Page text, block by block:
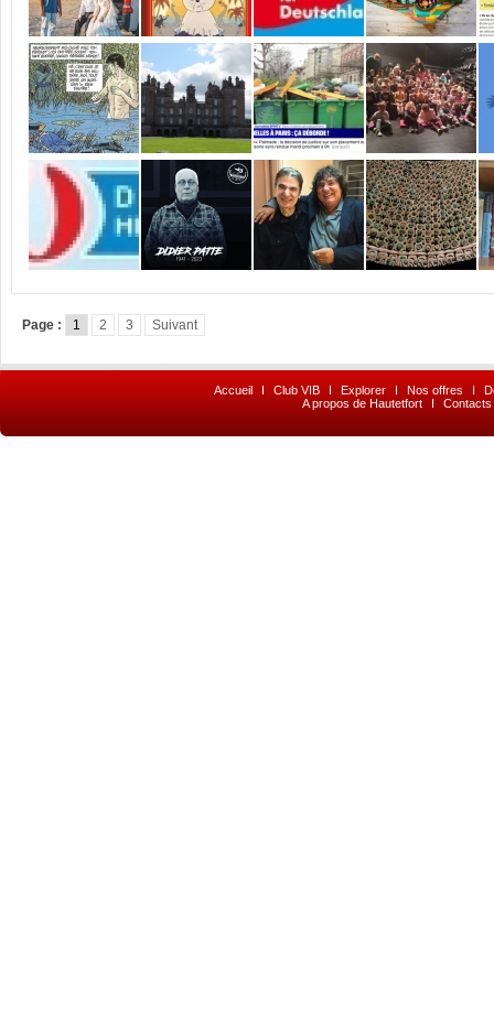
Page : 1 2 3 Suivant
Accueil I Club VIB I Explorer I Nos offres I
A propos de Hautetfort
I Contacts